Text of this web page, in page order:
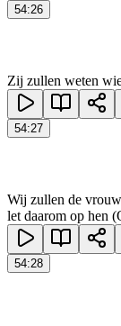
54:26
Zij zullen weten
54:27
Wij zullen de
let daarom op hen
54:28